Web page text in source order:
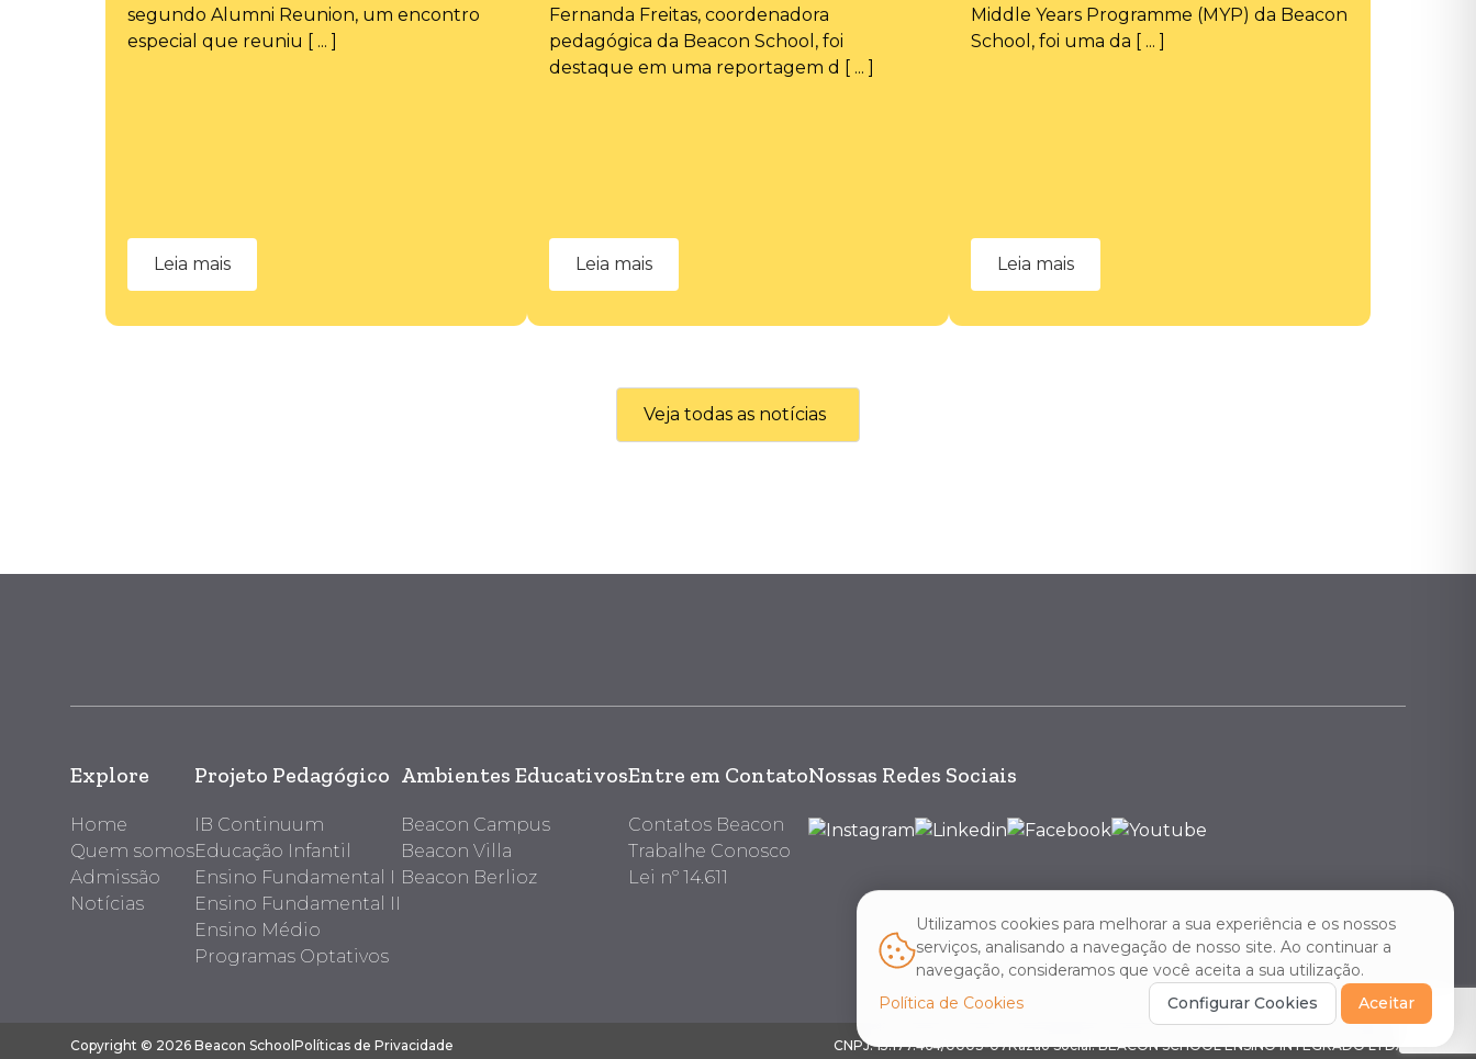
segundo Alumni Reunion, um encontro
especial que reuniu [ ... ]
Leia mais
Fernanda Freitas, coordenadora
pedagógica da Beacon School, foi
destaque em uma reportagem d [ ... ]
Leia mais
Middle Years Programme (MYP) da Beacon
School, foi uma da [ ... ]
Leia mais
Veja todas as notícias
Explore
Home
Quem somos
Admissão
Notícias
Projeto Pedagógico
IB Continuum
Educação Infantil
Ensino Fundamental I
Ensino Fundamental II
Ensino Médio
Programas Optativos
Ambientes Educativos
Beacon Campus
Beacon Villa
Beacon Berlioz
Entre em Contato
Contatos Beacon
Trabalhe Conosco
Lei nº 14.611
Nossas Redes Sociais
Copyright © 2026 Beacon School Políticas de Privacidade CNPJ: 15.177.464/0003-07Razão Social: BEACON SCHOOL ENSINO INTEGRADO LTDA
Utilizamos cookies para melhorar a sua experiência e os nossos
serviços, analisando a navegação de nosso site. Ao continuar a
navegação, consideramos que você aceita a sua utilização.
Política de Cookies
Configurar Cookies Aceitar